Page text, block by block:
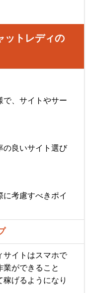
ットレディの
で、サイトやサー
の良いサイト選び
に考慮すべきポイ
サイトはスマホで
業ができること
げるようになり